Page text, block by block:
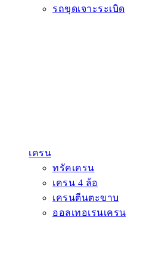
รถขุดเจาะระเบิด
เครน
ทรัคเครน
เครน 4 ล้อ
เครนตีนตะขาบ
ออลเทอเรนเครน